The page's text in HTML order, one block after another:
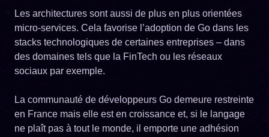
Les architectures sont aussi de plus en plus orientées
micro-services. Cela favorise l’adoption de Go dans les
stacks technologiques de certaines entreprises – dans
des domaines tels que la FinTech ou les réseaux
sociaux par exemple.
La communauté de développeurs Go demeure restreinte
en France mais elle est en croissance et, si le langage
ne plaît pas à tout le monde, il emporte une adhésion